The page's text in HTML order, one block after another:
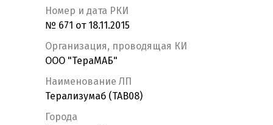
Номер и дата РКИ
№ 671 от 18.11.2015
Организация, проводящая КИ
ООО "ТераМАБ"
Наименование ЛП
Терализумаб (ТАВ08)
Города